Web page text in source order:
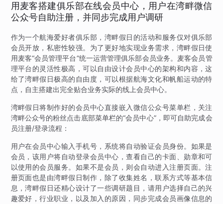
用麦客搭建俱乐部在线会员中心，用户在湾畔微信
公众号自助注册，并同步完成用户调研
作为一个航海爱好者俱乐部，湾畔假日的活动和服务仅对俱乐部
会员开放，私密性较强。为了更好地实现业务需求，湾畔假日使
用麦客“会员管理平台”统一运营管理俱乐部会员业务。麦客会员管
理平台的灵活性极高，可以自由设计会员中心的架构和内容，这
给了湾畔假日极高的自由度，可以根据航海文化和帆船运动的特
点，自主搭建出完全贴合业务实际的线上会员中心。
湾畔假日将制作好的会员中心直接嵌入微信公众号菜单栏，关注
湾畔公众号的粉丝点击底部菜单栏的“会员中心”，即可自助完成会
员注册/登录流程：
用户在会员中心输入手机号，系统将自动验证会员身份。如果是
会员，该用户将自动登录会员中心，查看自己的卡面、勋章和可
以使用的会员服务。如果不是会员，则会自动进入注册页面。注
册页面也是由湾畔假日制作，除了收集姓名，联系方式等基本信
息，湾畔假日还精心设计了一些调研题目，请用户选择自己的兴
趣爱好，行业职业，以及加入的原因，同步完成会员画像信息的